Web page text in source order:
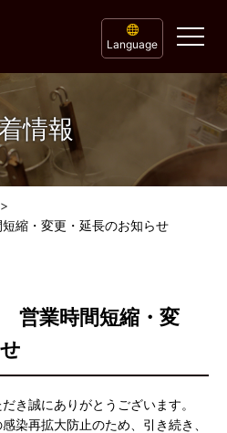
Language
情報
縮・変更・延長のお知らせ
営業時間短縮・変
き誠にありがとうございます。
染再拡大防止のため、引き続き、